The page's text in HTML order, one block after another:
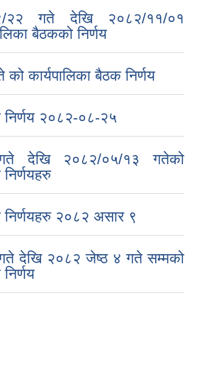
२२ गते देखि २०८२/११/०१
बैठकको निर्णय
कार्यपालिका बैठक निर्णय
निर्णय २०८२-०८-२५
देखि २०८२/०५/१३ गतेको
निर्णयहरु २०८२ असार ९
देखि २०८२ जेष्ठ ४ गते सम्मको